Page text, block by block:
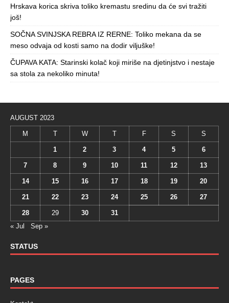
Hrskava korica skriva toliko kremastu sredinu da će svi tražiti
još!
SOČNA SVINJSKA REBRA IZ RERNE: Toliko mekana da se
meso odvaja od kosti samo na dodir viljuške!
ČUPAVA KATA: Starinski kolač koji miriše na djetinjstvo i nestaje
sa stola za nekoliko minuta!
AUGUST 2023
M T W T F S S
1 2 3 4 5 6
7 8 9 10 11 12 13
14 15 16 17 18 19 20
21 22 23 24 25 26 27
28 29 30
31
« Jul
Sep »
STATUS
PAGES